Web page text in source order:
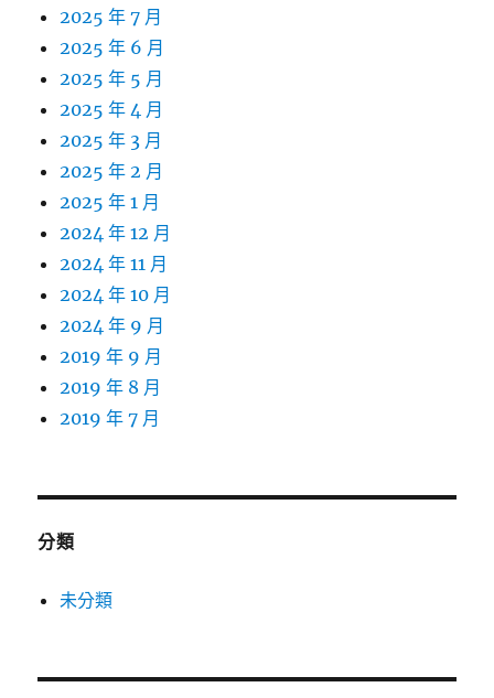
2025 年 7 月
2025 年 6 月
2025 年 5 月
2025 年 4 月
2025 年 3 月
2025 年 2 月
2025 年 1 月
2024 年 12 月
2024 年 11 月
2024 年 10 月
2024 年 9 月
2019 年 9 月
2019 年 8 月
2019 年 7 月
分類
未分類